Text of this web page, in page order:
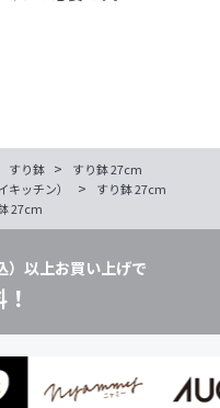
すり鉢 >
すり鉢 27cm
キッチン） >
すり鉢 27cm
27cm
）以上お買い上げで